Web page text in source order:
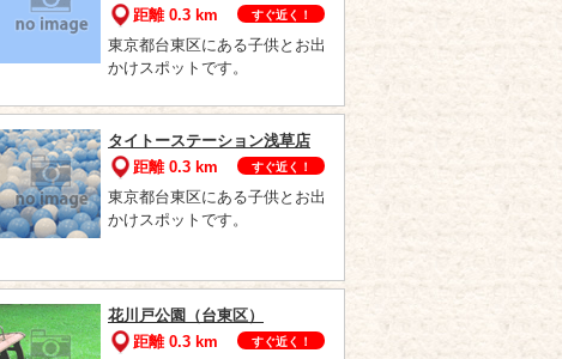
距離 0.3 km
すぐ近く！
東京都台東区にある子供とお出
かけスポットです。
タイトーステーション浅草店
距離 0.3 km
すぐ近く！
東京都台東区にある子供とお出
かけスポットです。
花川戸公園（台東区）
距離 0.3 km
すぐ近く！